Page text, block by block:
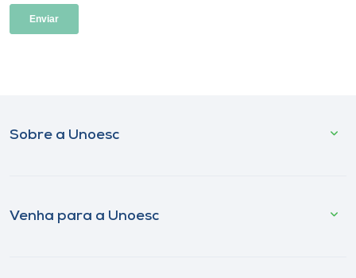
Sobre a Unoesc
Venha para a Unoesc